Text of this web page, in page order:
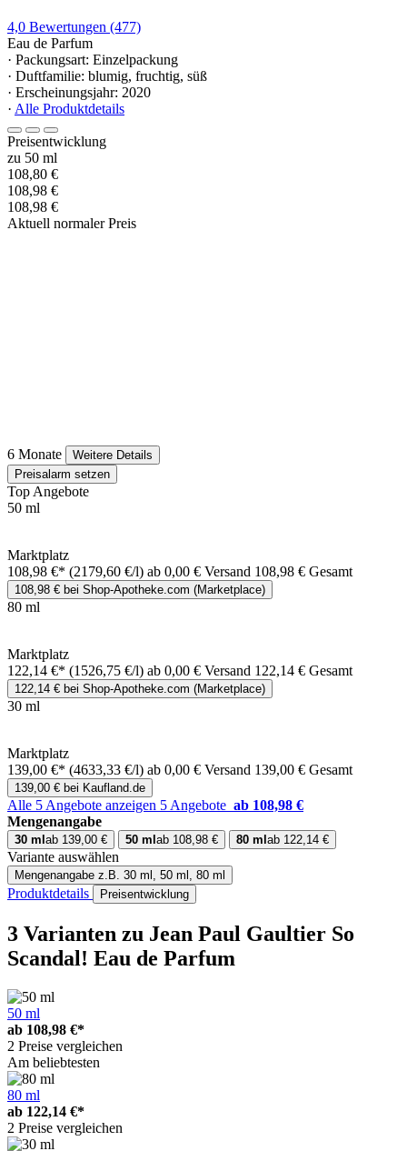
4,0 Bewertungen (477)
Eau de Parfum
· Packungsart: Einzelpackung
· Duftfamilie: blumig, fruchtig, süß
· Erscheinungsjahr: 2020
· Alle Produktdetails
Preisentwicklung
zu 50 ml
108,80 €
108,98 €
108,98 €
Aktuell normaler Preis
6 Monate
Weitere Details
Preisalarm setzen
Top Angebote
50 ml
Marktplatz
108,98 €* (2179,60 €/l) ab 0,00 € Versand 108,98 € Gesamt
108,98 € bei Shop-Apotheke.com (Marketplace)
80 ml
Marktplatz
122,14 €* (1526,75 €/l) ab 0,00 € Versand 122,14 € Gesamt
122,14 € bei Shop-Apotheke.com (Marketplace)
30 ml
Marktplatz
139,00 €* (4633,33 €/l) ab 0,00 € Versand 139,00 € Gesamt
139,00 € bei Kaufland.de
Alle 5 Angebote anzeigen 5 Angebote ab 108,98 €
Mengenangabe
30 ml ab 139,00 € 50 ml ab 108,98 € 80 ml ab 122,14 €
Variante auswählen
Mengenangabe z.B. 30 ml, 50 ml, 80 ml
Produktdetails Preisentwicklung
3 Varianten zu Jean Paul Gaultier So
Scandal! Eau de Parfum
50 ml
ab 108,98 €*
2 Preise vergleichen
Am beliebtesten
80 ml
ab 122,14 €*
2 Preise vergleichen